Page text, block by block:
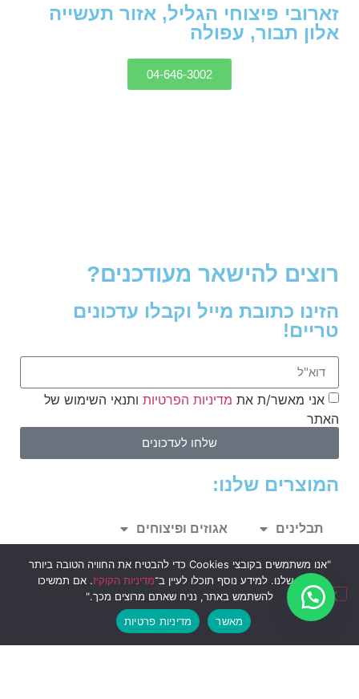
זארובי פיצוחי הגליל, אזור תעשייה
אלון תבור, עפולה
04-646-3002
רוצים להישאר מעודכנים?
הזינו כתובת מייל וקבלו עדכונים
טריים!
אני מאשר/ת את מדיניות הפרטיות ותנאי השימוש של
האתר
שלחו לעדכונים
המוצרים שלנו:
תבלינים אגוזים ופיצוחים
פירות יבשים פירורי לחם
מוצרי קפה וקקאו דבש וממרחים
"אנו משתמשים בקובצי Cookies כדי להבטיח את החוויה הטובה ביותר
באתר שלנו. למידע נוסף תוכלו לעיין ב־מדיניות הקוקיז. אם תמשיכו
להשתמש באתר, נניח שאתם מרוצים מכך."
מאשר
מדיניות פרטיות